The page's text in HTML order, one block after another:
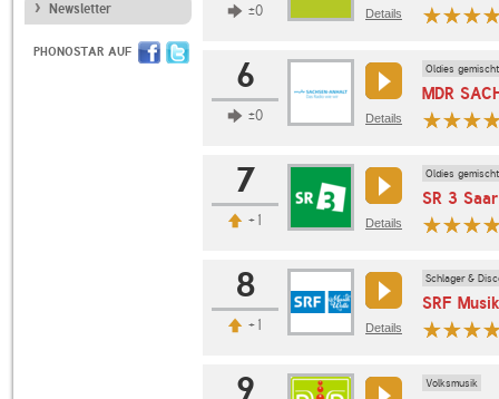
Newsletter
PHONOSTAR AUF
±0 Details
6
±0 Details
Oldies gemischt
MDR
7
+1 Details
Oldies gemischt
SR 3
8
+1 Details
Schlager &
SRF
9 Volksmusik